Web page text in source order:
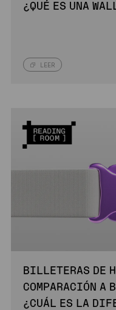
¿QUÉ ES UNA
LEER
BILLETERAS DE
COMPARACIÓN
¿CUÁL ES LA